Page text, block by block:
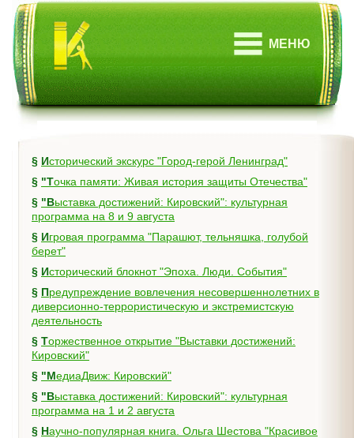
МЕНЮ
§
Исторический экскурс "Город-герой Ленинград"
§
"Точка памяти: Живая история защиты Отечества"
§ "Выставка достижений: Кировский": культурная
программа на 8 и 9 августа
§ Игровая программа "Парашют, тельняшка, голубой
берет"
§
Исторический блокнот "Эпоха. Люди. События"
§ Предупреждение вовлечения несовершеннолетних в
диверсионно-террористическую и экстремистскую
деятельность
§ Торжественное открытие "Выставки достижений:
Кировский"
§
"МедиаДвиж: Кировский"
§ "Выставка достижений: Кировский": культурная
программа на 1 и 2 августа
§ Научно-популярная книга. Ольга Шестова "Красивое